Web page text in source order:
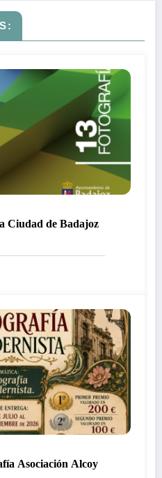
Ciudad de Badajoz
Asociación Alcoy